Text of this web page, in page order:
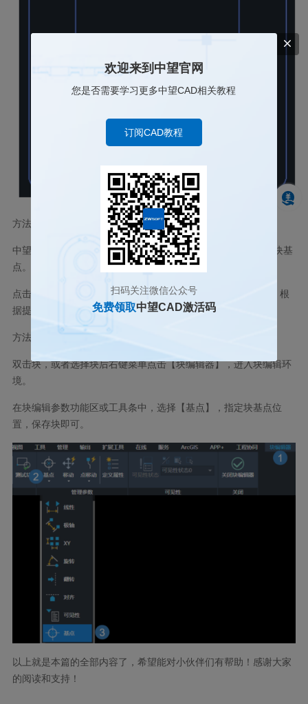
方法二：
中望 及以上版本，新增【CHANGEBASE
】功能修改块基
点。
点击菜单 【绘图 修改基点】（【CHANGEBASE
】命令），根
据提示，选择需要修改的图块，指定基点位置即可。
方法三：
双击块，或者选择块后右键菜单点击【块编辑器】，进入块编辑环
境。
在块编辑参数功能区或工具条中，选择【基点】，指定块基点位
置，保存块即可。
以上就是本篇的全部内容了，希望能对小伙伴们有帮助！感谢大家
的阅读和支持！
欢迎来到中望官网
您是否需要学习更多中望CAD相关教程
订阅CAD教程
扫码关注微信公众号
免费领取中望CAD激活码